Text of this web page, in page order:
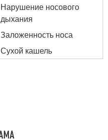
Нарушение носового
дыхания
Заложенность носа
Сухой кашель